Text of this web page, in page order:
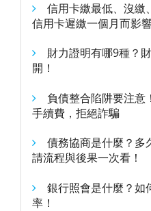
信用卡繳最低、沒繳
信用卡遲繳一個月而影
財力證明有哪9種？
開！
負債整合陷阱要注意
手續費，拒絕詐騙
債務協商是什麼？多
請流程與後果一次看！
銀行照會是什麼？如
率！